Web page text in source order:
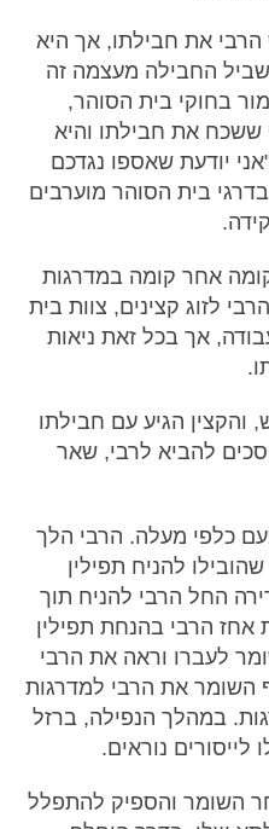
את חבילתו, אך היא
החבילה מעצמה זה
בחוקי בית הסוהר,
את חבילתו והיא
יודעת שאספו נגדכם
בית הסוהר מוערבים
אחר קומה במדרגות
לזוג קצינים, צוות בית
אך בכל זאת ניאות
והקצין הגיע עם חבילתו
להביא לרבי, שאר
כלפי מעלה. הרבי הלך
להניח תפילין
החל הרבי להניח תוך
אחז הרבי בהנחת תפילין
לעברו וראה את הרבי
השומר את הרבי למדרגות
במהלך הנפילה, ברזל
נוראים.
השומר והספיק להתפלל